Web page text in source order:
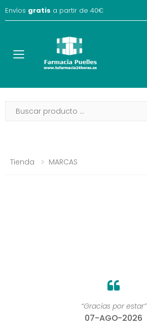
Envíos gratis a partir de 40€
Toggle
Tienda MARCAS
“Gracias por estar”
07-AGO-2026